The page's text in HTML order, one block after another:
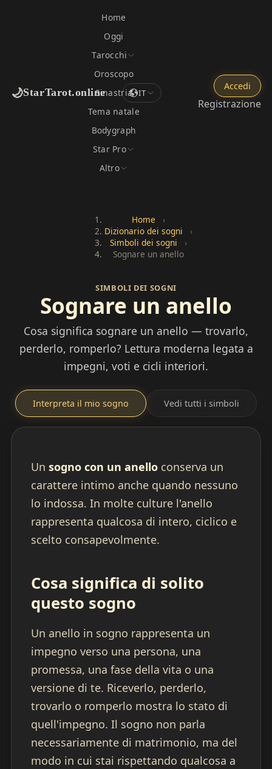
🌙StarTarot.online
Home
Oggi
Tarocchi
Oroscopo
Sinastria
Tema natale
Bodygraph
Star Pro
Altro
IT
Accedi
Registrazione
Home
›
Dizionario dei sogni
›
Simboli dei sogni
›
Sognare un anello
SIMBOLI DEI SOGNI
Sognare un anello
Cosa significa sognare un anello — trovarlo,
perderlo, romperlo? Lettura moderna legata a
impegni, voti e cicli interiori.
Interpreta il mio sogno Vedi tutti i simboli
Un sogno con un anelloconserva un
carattere intimo anche quando nessuno
lo indossa. In molte culture l'anello
rappresenta qualcosa di intero, ciclico e
scelto consapevolmente.
Cosa significa di solito
questo sogno
Un anello in sogno rappresenta un
impegno verso una persona, una
promessa, una fase della vita o una
versione di te. Riceverlo, perderlo,
trovarlo o romperlo mostra lo stato di
quell'impegno. Il sogno non parla
necessariamente di matrimonio, ma del
modo in cui stai rispettando qualcosa a